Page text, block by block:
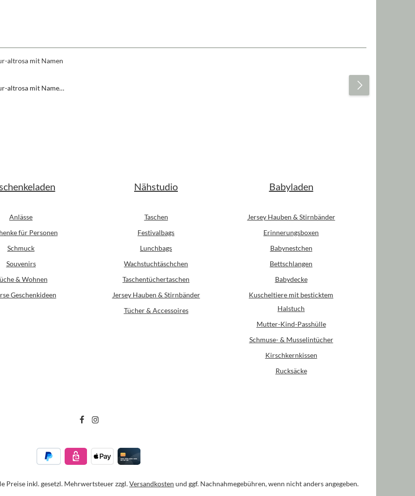
altrosa mit Namen
Anlässe
für Personen
Schmuck
Souvenirs
& Wohnen
Geschenkideen
Nähstudio
Taschen
Festivalbags
Lunchbags
Wachstuchtäschchen
Taschentüchertaschen
Jersey Hauben & Stirnbänder
Tücher & Accessoires
Babyladen
Jersey Hauben & Stirnbänder
Erinnerungsboxen
Babynestchen
Bettschlangen
Babydecke
Kuscheltiere mit besticktem
Halstuch
Mutter-Kind-Passhülle
Schmuse- & Musselintücher
Kirschkernkissen
Rucksäcke
Preise inkl. gesetzl. Mehrwertsteuer zzgl.Versandkosten und ggf. Nachnahmegebühren, wenn nicht anders angegeben.